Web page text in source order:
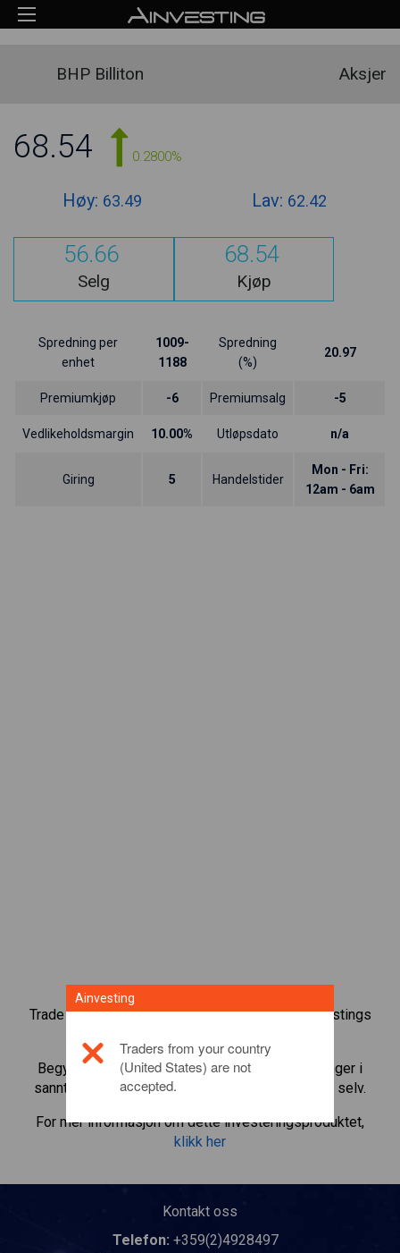
BHP Billiton Aksjer
68.54 0.2800%
Høy: 63.49 Lav: 62.42
56.66
Selg
68.54
Kjøp
Spredning per
enhet
1009-
1188
Spredning
(%)
20.97
Premiumkjøp -6 Premiumsalg -5
Vedlikeholdsmargin 10.00% Utløpsdato n/a
Giring 5 Handelstider
Mon - Fri:
12am - 6am
Trade over 1000 internasjonale aksjer med Ainvestings
Begynn å trade CFD-er iBHP Billiton
. Få noteringer i
sanntid og motta utbytte som om du eide aksjen selv.
For mer informasjon om dette investeringsproduktet,
klikk her
Kontakt oss
Telefon: +359(2)4928497
Ainvesting
Traders from your country
(United States) are not
accepted.